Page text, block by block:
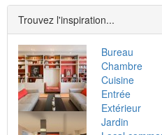
Trouvez l'inspiration...
Bureau
Chambre
Cuisine
Entrée
Extérieur
Jardin